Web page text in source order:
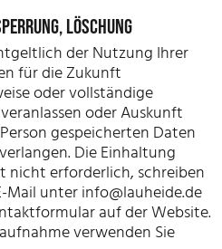
LÖSCHUNG
der Nutzung Ihrer
für die Zukunft
oder vollständige
oder Auskunft
gespeicherten Daten
Die Einhaltung
nicht erforderlich, schreiben
Mail unterinfo@lauheide.de
auf der Website.
verwenden Sie